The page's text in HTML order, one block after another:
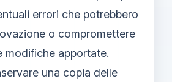
errori che potrebbero
o compromettere
modifiche apportate.
una copia delle